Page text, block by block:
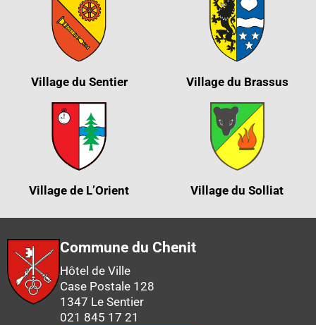
Village du Sentier Village du Brassus
Village de L’Orient Village du Solliat
Commune du Chenit
Hôtel de Ville
Case Postale 128
1347 Le Sentier
021 845 17 21